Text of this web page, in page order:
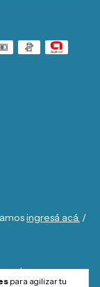
para agilizar tu
ingresá acá. /